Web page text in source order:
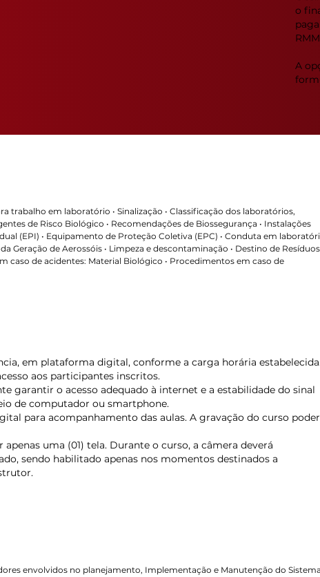
o
A
trabalho em laboratório • Sinalização • Classificação dos laboratórios,
de Risco Biológico • Recomendações de Biossegurança • Instalações
(EPI) • Equipamento de Proteção Coletiva (EPC) • Conduta em
Geração de Aerossóis • Limpeza e descontaminação • Destino de Resíduos
caso de acidentes: Material Biológico • Procedimentos em caso de
em plataforma digital, conforme a carga horária
aos participantes inscritos.
garantir o acesso adequado à internet e a estabilidade do sinal
de computador ou smartphone.
para acompanhamento das aulas. A gravação do curso
uma (01) tela. Durante o curso, a câmera deverá
sendo habilitado apenas nos momentos destinados a
envolvidos no planejamento, Implementação e Manutenção do Sistema